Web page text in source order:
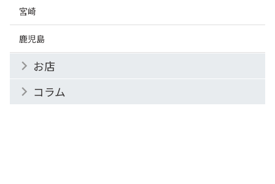
宮崎
鹿児島
お店
コラム